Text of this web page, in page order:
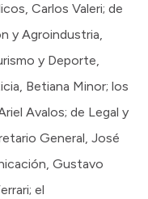
Carlos Valeri; de
y Agroindustria,
y Deporte,
Betiana Minor; los
Avalos; de Legal y
General, José
Gustavo
el